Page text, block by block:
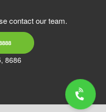
contact our team.
8686